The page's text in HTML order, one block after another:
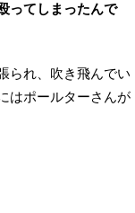
ってしまったんで
られ、吹き飛んでい
はポールターさんが